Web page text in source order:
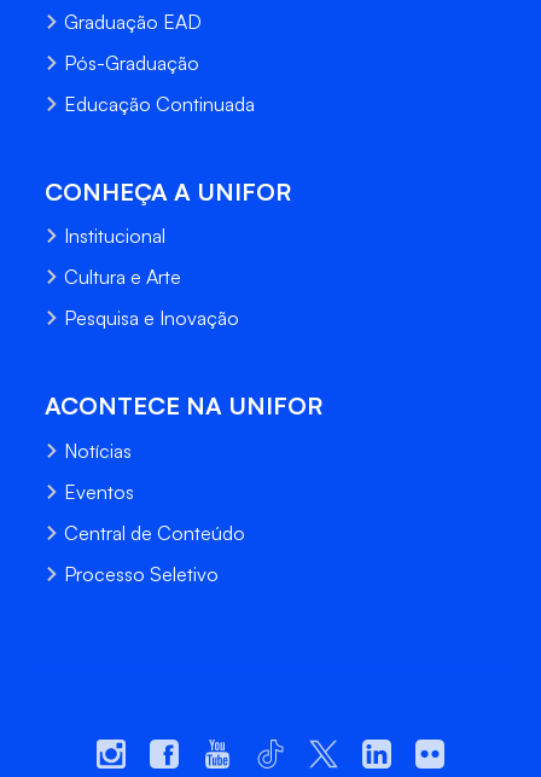
Graduação EAD
Pós-Graduação
Educação Continuada
CONHEÇA A UNIFOR
Institucional
Cultura e Arte
Pesquisa e Inovação
ACONTECE NA UNIFOR
Notícias
Eventos
Central de Conteúdo
Processo Seletivo